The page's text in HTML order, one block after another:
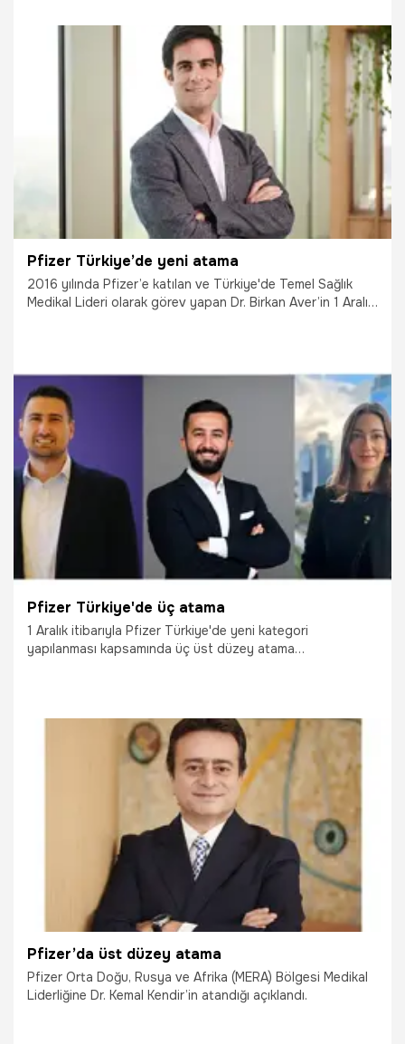
Çalışma Hayatı
Pfizer Türkiye’de yeni atama
2016 yılında Pfizer’e katılan ve Türkiye'de Temel Sağlık
Medikal Lideri olarak görev yapan Dr. Birkan Aver’in 1 Aralık
5.01.2026 Çalışma Hayatı
Pfizer Türkiye'de üç atama
1 Aralık itibarıyla Pfizer Türkiye'de yeni kategori
yapılanması kapsamında üç üst düzey atama
ve Nadir Hastalıklar) Liderliği görevine Yalım Can Arslan ve
Onkoloji Kategorisi Liderliği görevine ise Başak Bozkurt
Çalışma Hayatı
Pfizer’da üst düzey atama
Pfizer Orta Doğu, Rusya ve Afrika (MERA) Bölgesi Medikal
Liderliğine Dr. Kemal Kendir’in atandığı açıklandı.